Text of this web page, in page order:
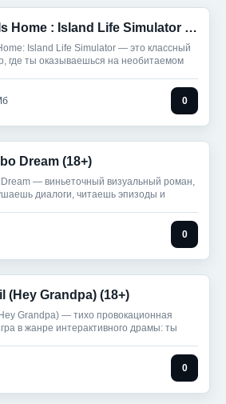
Ocean Is Home : Island Life Simulator (Мод, Много денег)
Island Life Simulator — это классный
где ты оказываешься на необитаемом
0
Dream (18+)
— виньеточный визуальный роман,
диалоги, читаешь эпизоды и
0
(Hey Grandpa) (18+)
Grandpa) — тихо провокационная
в жанре интерактивного драмы: ты
0